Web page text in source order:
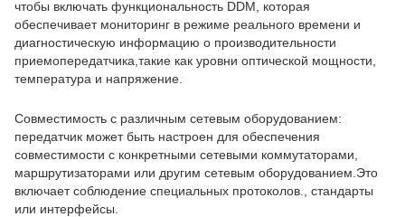
чтобы включать функциональность DDM, которая
обеспечивает мониторинг в режиме реального времени и
диагностическую информацию о производительности
приемопередатчика,такие как уровни оптической мощности,
температура и напряжение.
Совместимость с различным сетевым оборудованием:
передатчик может быть настроен для обеспечения
совместимости с конкретными сетевыми коммутаторами,
маршрутизаторами или другим сетевым оборудованием.Это
включает соблюдение специальных протоколов., стандарты
или интерфейсы.